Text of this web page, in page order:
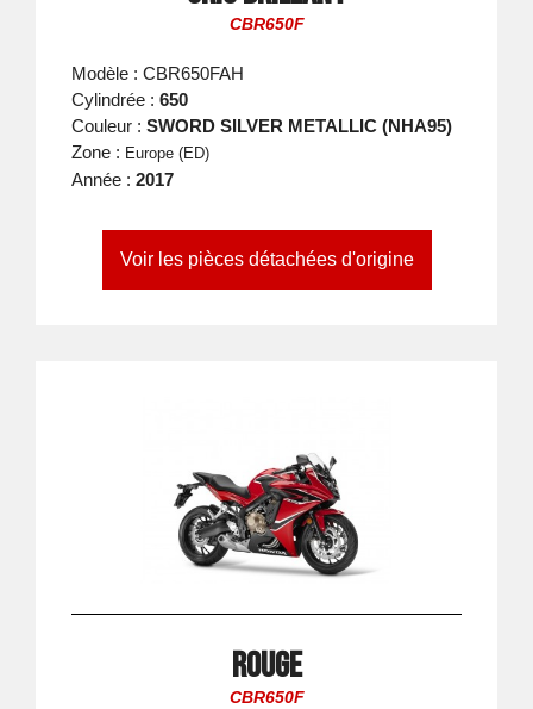
CBR650F
Modèle : CBR650FAH
Cylindrée : 650
Couleur : SWORD SILVER METALLIC (NHA95)
Zone : Europe (ED)
Année : 2017
Voir les pièces détachées d'origine
Rouge
CBR650F